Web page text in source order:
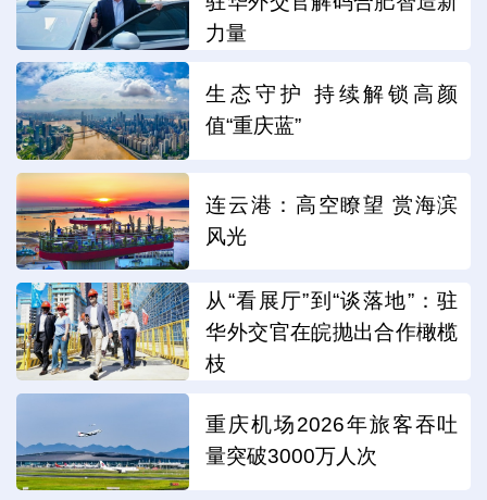
力量
生态守护 持续解锁高颜
值“重庆蓝”
连云港：高空瞭望 赏海滨
风光
从“看展厅”到“谈落地”：驻
华外交官在皖抛出合作橄榄
枝
重庆机场2026年旅客吞吐
量突破3000万人次